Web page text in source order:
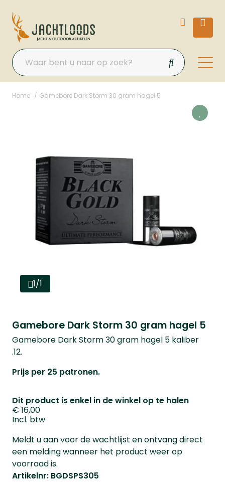
Home Gamebore Dark Storm 30 gram hagel 5
1/1
Gamebore Dark Storm 30 gram hagel 5
Gamebore Dark Storm 30 gram hagel 5 kaliber
.12.
Prijs per 25 patronen.
Dit product is enkel in de winkel op te halen
€ 16,00
Incl. btw
Meldt u aan voor de wachtlijst en ontvang direct
een melding wanneer het product weer op
voorraad is.
Artikelnr: BGDSPS305